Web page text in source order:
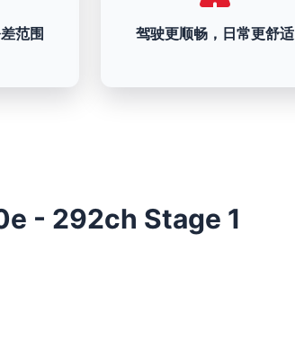
范围 驾驶更顺畅，日常更舒适
- 292ch Stage 1